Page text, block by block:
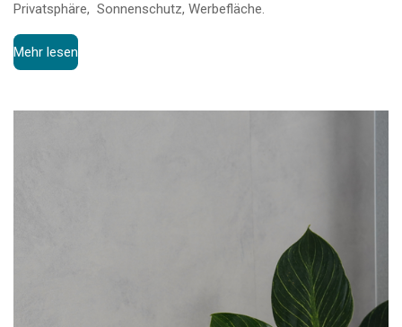
Privatsphäre, Sonnenschutz, Werbefläche.
Mehr lesen